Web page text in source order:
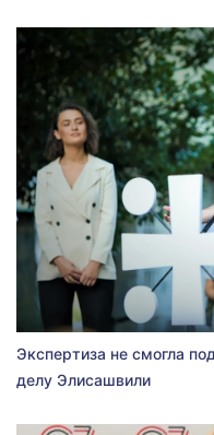
Экспертиза не смогла
делу Элисашвили